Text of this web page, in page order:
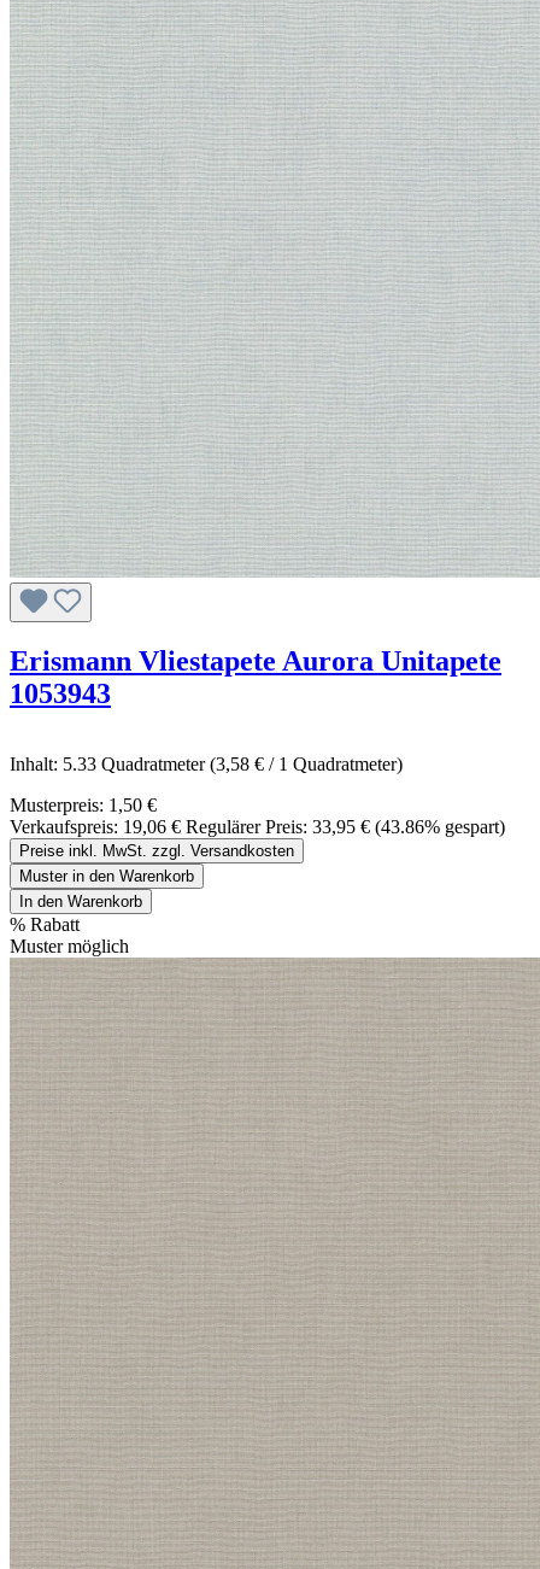
Erismann Vliestapete Aurora Unitapete
1053943
Inhalt: 5.33 Quadratmeter(3,58 € / 1 Quadratmeter)
Musterpreis: 1,50 €
Verkaufspreis: 19,06 € Regulärer Preis: 33,95 € (43.86% gespart)
Preise inkl. MwSt. zzgl. Versandkosten
Muster in den Warenkorb
In den Warenkorb
% Rabatt
Muster möglich